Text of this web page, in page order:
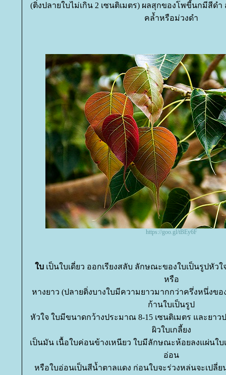
(ติ่งปลายใบไม่เกิน 2 เซนติเมตร) ผลสุกของโพขี้นกมีสีด
คล้ำหรือม่วงดำ
https://goo.gl/tBEy6F
บเป็นใบเดี่ยว ออกเรียงสลับ ลักษณะของใบเป็นรูปหัว
หรือ
หางยาว (ปลายติ่งบางใบมีความยาวมากกว่าครึ่งหนึ่งขอ
ก้านใบเป็นรูป
หัวใจ ใบมีขนาดกว้างประมาณ 8-15 เซนติเมตร และยาว
ผิวใบเกลี้ยง
เป็นมัน เนื้อใบค่อนข้างเหนียว ใบมีลักษณะห้อยลงแผ่นใบ
อ่อน
หรือใบอ่อนเป็นสีน้ำตาลแดง ก่อนใบจะร่วงหล่นจะเปลี่ย